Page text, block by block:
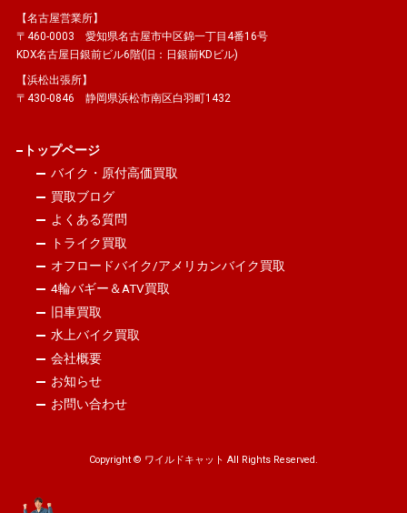
【名古屋営業所】
〒460-0003 愛知県名古屋市中区錦一丁目4番16号
KDX名古屋日銀前ビル6階(旧：日銀前KDビル)
【浜松出張所】
〒430-0846 静岡県浜松市南区白羽町1432
トップページ
バイク・原付高価買取
買取ブログ
よくある質問
トライク買取
オフロードバイク/アメリカンバイク買取
4輪バギー＆ATV買取
旧車買取
水上バイク買取
会社概要
お知らせ
お問い合わせ
Copyright © ワイルドキャット All Rights Reserved.